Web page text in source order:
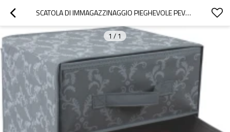
SCATOLA DI IMMAGAZZINAGGIO PIEGHEVOLE PEVA DI VENDITA DIRETTA IN FABBRICA CON 2 CASSETTI
1 / 1